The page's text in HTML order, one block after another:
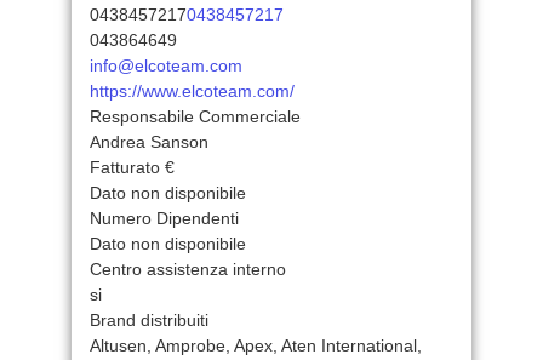
04384572170438457217
043864649
info@elcoteam.com
https://www.elcoteam.com/
Responsabile Commerciale
Andrea Sanson
Fatturato €
Dato non disponibile
Numero Dipendenti
Dato non disponibile
Centro assistenza interno
si
Brand distribuiti
Altusen, Amprobe, Apex, Aten International,